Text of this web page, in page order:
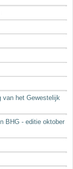
van het Gewestelijk
BHG - editie oktober